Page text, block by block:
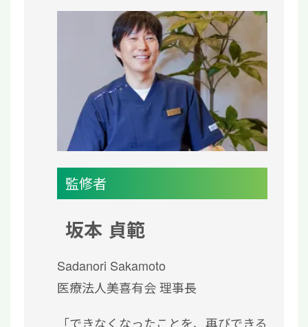
監修者
坂本 貞範
Sadanori Sakamoto
医療法人美喜有会 理事長
「できなくなったことを、再びできる